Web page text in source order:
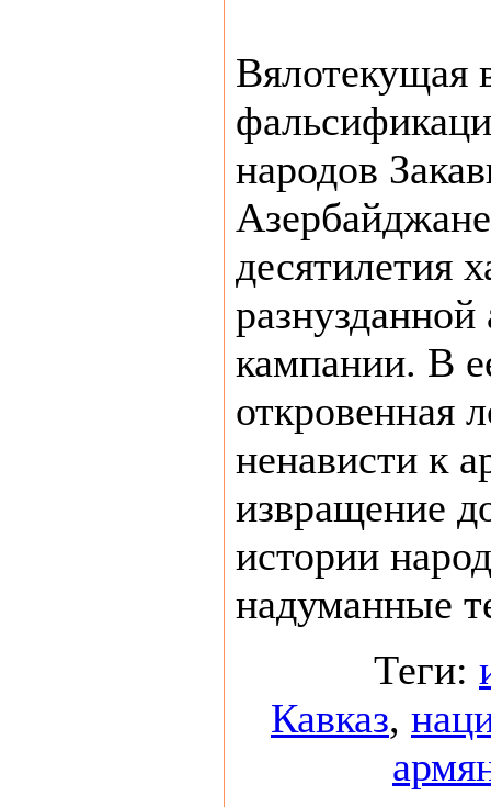
Вялотекущая
народов
десятилетия
кампании. В
откровенная
ненависти к
извращение
истории
надуманные
Теги:
Кавказ,